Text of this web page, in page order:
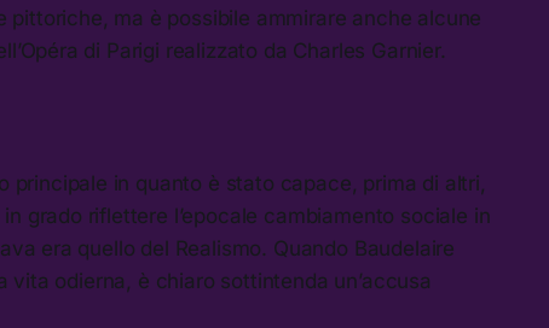
pittoriche, ma è possibile ammirare anche alcune
di Parigi realizzato da Charles Garnier.
principale in quanto è stato capace, prima di altri,
grado riflettere l’epocale cambiamento sociale in
era quello del Realismo. Quando Baudelaire
vita odierna, è chiaro sottintenda un’accusa